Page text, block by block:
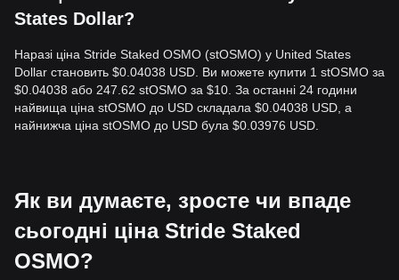
States Dollar?
Наразі ціна Stride Staked OSMO (stOSMO) у United States
Dollar становить $0.04038 USD. Ви можете купити 1 stOSMO за
$0.04038 або 247.62 stOSMO за $10. За останні 24 години
найвища ціна stOSMO до USD складала $0.04038 USD, а
найнижча ціна stOSMO до USD була $0.03976 USD.
Як ви думаєте, зросте чи впаде
сьогодні ціна Stride Staked
OSMO?